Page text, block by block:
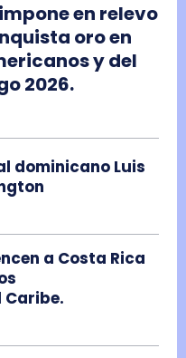
en relevo
oro en
y del
2026.
dominicano Luis
a Costa Rica
Caribe.